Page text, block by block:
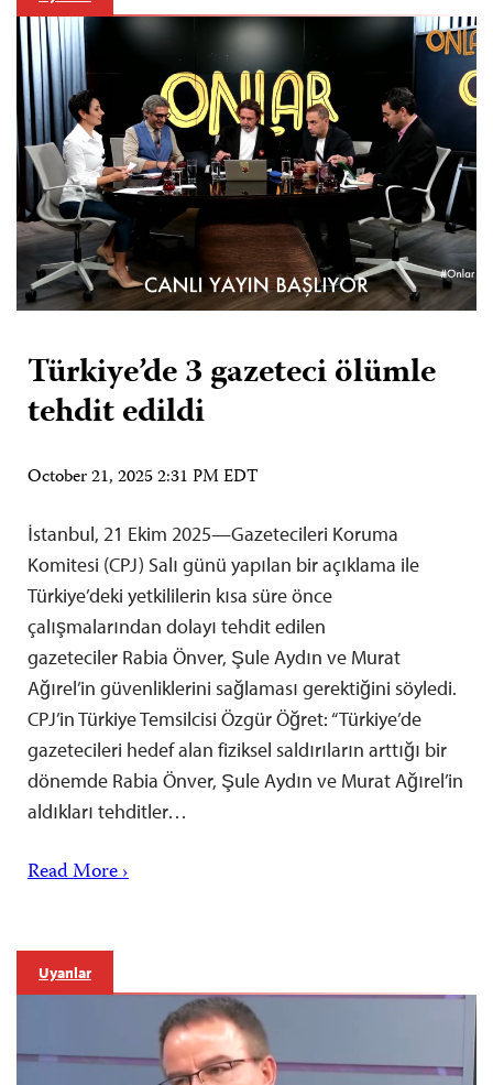
Türkiye’de 3 gazeteci ölümle
tehdit edildi
October 21, 2025 2:31 PM EDT
İstanbul, 21 Ekim 2025—Gazetecileri Koruma
Komitesi (CPJ) Salı günü yapılan bir açıklama ile
Türkiye’deki yetkililerin kısa süre önce
çalışmalarından dolayı tehdit edilen
gazeteciler Rabia Önver, Şule Aydın ve Murat
Ağırel’in güvenliklerini sağlaması gerektiğini söyledi.
CPJ’in Türkiye Temsilcisi Özgür Öğret: “Türkiye’de
gazetecileri hedef alan fiziksel saldırıların arttığı bir
dönemde Rabia Önver, Şule Aydın ve Murat Ağırel’in
aldıkları tehditler…
Read More ›
Uyarılar